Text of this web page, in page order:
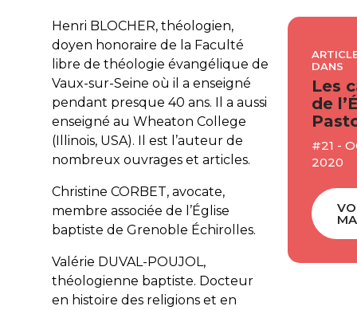
Henri BLOCHER, théologien,
doyen honoraire de la Faculté
libre de théologie évangélique de
Vaux-sur-Seine où il a enseigné
pendant presque 40 ans. Il a aussi
enseigné au Wheaton College
(Illinois, USA). Il est l’auteur de
nombreux ouvrages et articles.
Christine CORBET, avocate,
membre associée de l’Église
baptiste de Grenoble Échirolles.
Valérie DUVAL-POUJOL,
théologienne baptiste. Docteur
en histoire des religions et en
DANS
Les
de
#21 -
2020